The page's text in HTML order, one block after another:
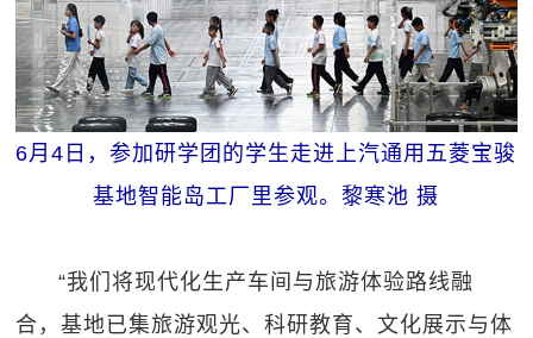
6月4日，参加研学团的学生走进上汽通用五菱宝骏
基地智能岛工厂里参观。黎寒池 摄
“我们将现代化生产车间与旅游体验路线融
合，基地已集旅游观光、科研教育、文化展示与体